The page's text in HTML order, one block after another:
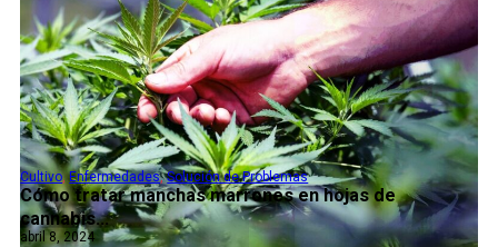
Cómo tratar manchas marrones en hojas de
cannabis...
Cultivo,Enfermedades,Solución de Problemas
abril 8, 2024